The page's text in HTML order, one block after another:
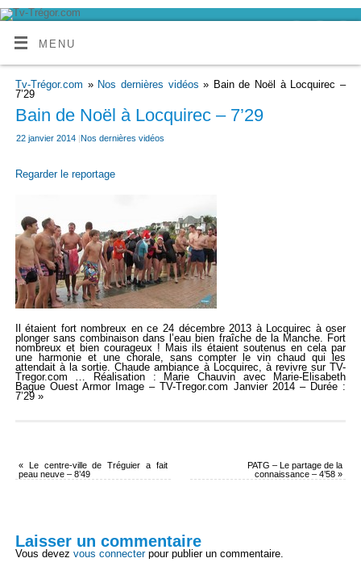
MENU
Tv-Trégor.com » Nos dernières vidéos » Bain de Noël à Locquirec –
7’29
Bain de Noël à Locquirec – 7’29
22 janvier 2014 |Nos dernières vidéos
Regarder le reportage
Il étaient fort nombreux en ce 24 décembre 2013 à Locquirec à oser
plonger sans combinaison dans l’eau bien fraîche de la Manche. Fort
nombreux et bien courageux ! Mais ils étaient soutenus en cela par
une harmonie et une chorale, sans compter le vin chaud qui les
attendait à la sortie. Chaude ambiance à Locquirec, à revivre sur TV-
Tregor.com … Réalisation : Marie Chauvin avec Marie-Elisabeth
Bague Ouest Armor Image – TV-Tregor.com Janvier 2014 – Durée :
7’29 »
«Le centre-ville de Tréguier a fait
peau neuve – 8’49
PATG – Le partage de la
connaissance – 4’58»
Laisser un commentaire
Vous devez vous connecterpour publier un commentaire.